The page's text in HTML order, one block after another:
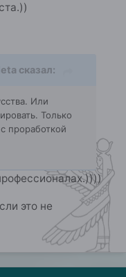
сказал:
Или
Только
проработкой
это не